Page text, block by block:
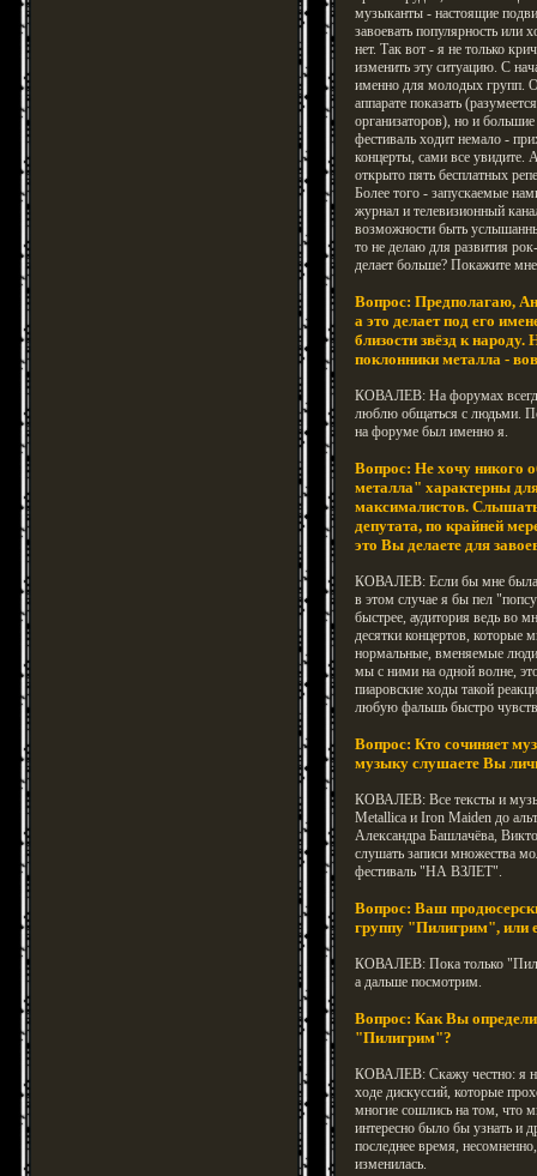
музыканты - настоящие
завоевать популярность или
нет. Так вот - я не только
изменить эту ситуацию. С
именно для молодых групп.
аппарате показать
организаторов), но и
фестиваль ходит немало -
концерты, сами все увидите.
открыто пять бесплатных
Более того - запускаемые
журнал и телевизионный
возможности быть
то не делаю для развития
делает больше? Покажите
Вопрос: Предполагаю,
а это делает под его
близости звёзд к
поклонники металла -
КОВАЛЕВ: На форумах
люблю общаться с людьми.
на форуме был именно я.
Вопрос: Не хочу никого
металла" характерны
максималистов. Слышать
депутата, по крайней
это Вы делаете для
КОВАЛЕВ: Если бы мне была
в этом случае я бы пел
быстрее, аудитория ведь во
десятки концертов, которые
нормальные, вменяемые
мы с ними на одной волне,
пиаровские ходы такой
любую фальшь быстро
Вопрос: Кто сочиняет
музыку слушаете Вы
КОВАЛЕВ: Все тексты и
Metallica и Iron Maiden до
Александра Башлачёва,
слушать записи множества
фестиваль "НА ВЗЛЕТ".
Вопрос: Ваш
группу "Пилигрим", или
КОВАЛЕВ: Пока только
а дальше посмотрим.
Вопрос: Как Вы
"Пилигрим"?
КОВАЛЕВ: Скажу честно: я
ходе дискуссий, которые
многие сошлись на том, что
интересно было бы узнать и
последнее время,
изменилась.